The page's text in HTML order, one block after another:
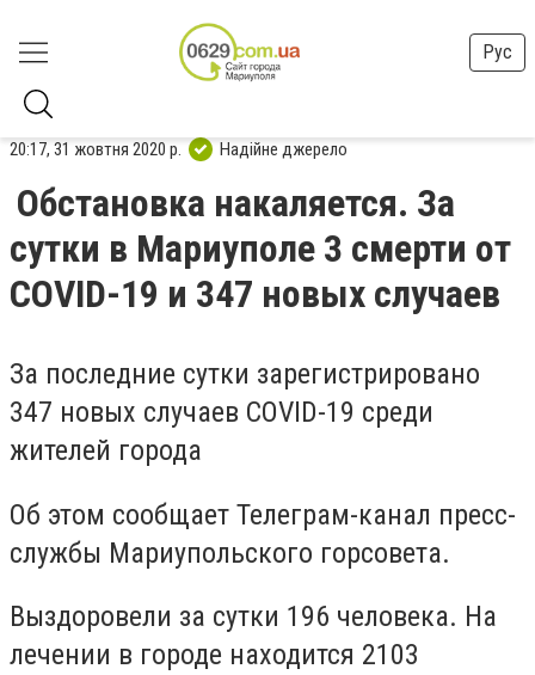
Рус
20:17, 31 жовтня 2020 р. Надійне джерело
Обстановка накаляется. За
сутки в Мариуполе 3 смерти от
COVID-19 и 347 новых случаев
За последние сутки зарегистрировано
347 новых случаев COVID-19 среди
жителей города
Об этом сообщает Телеграм-канал пресс-
службы Мариупольского горсовета.
Выздоровели за сутки 196 человека. На
лечении в городе находится 2103